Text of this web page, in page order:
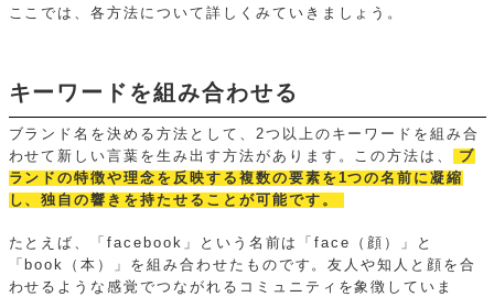
ここでは、各方法について詳しくみていきましょう。
キーワードを組み合わせる
ブランド名を決める方法として、2つ以上のキーワードを組み合
わせて新しい言葉を生み出す方法があります。この方法は、
ブ
ランドの特徴や理念を反映する複数の要素を1つの名前に凝縮
し、独自の響きを持たせることが可能です。
たとえば、「facebook」という名前は「face（顔）」と
「book（本）」を組み合わせたものです。友人や知人と顔を合
わせるような感覚でつながれるコミュニティを象徴していま